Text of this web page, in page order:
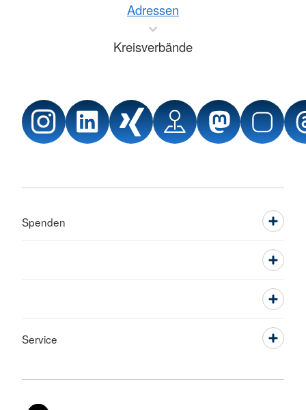
Adressen
Kreisverbände
Spenden
Service
Sprache wechseln zu